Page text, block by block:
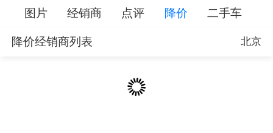
图片 经销商 点评 降价 二手车
降价经销商列表 北京